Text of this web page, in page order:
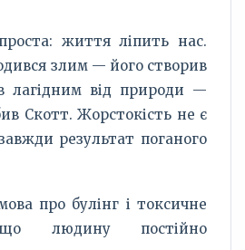
життя ліпить нас.
злим — його створив
лагідним від природи —
Скотт. Жорстокість не є
результат поганого
про булінг і токсичне
людину постійно